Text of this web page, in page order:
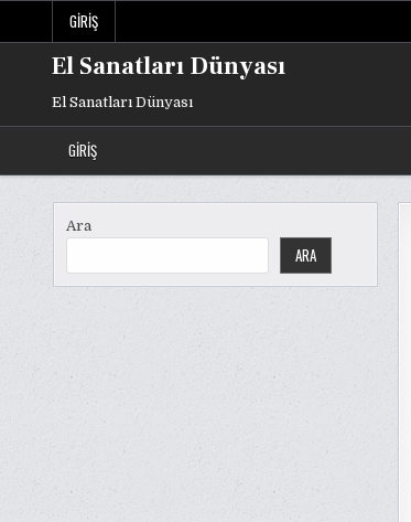
content
GIRIŞ
El Sanatları Dünyası
El Sanatları Dünyası
GIRIŞ
Ara
ARA